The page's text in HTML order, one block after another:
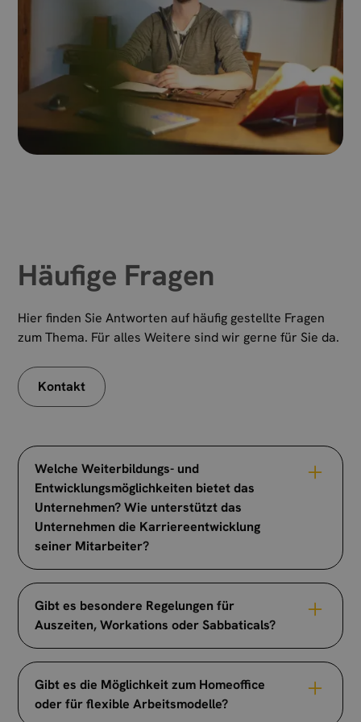
Häufige Fragen
Hier finden Sie Antworten auf häufig gestellte Fragen
zum Thema. Für alles Weitere sind wir gerne für Sie da.
Kontakt
Welche Weiterbildungs- und
Entwicklungsmöglichkeiten bietet das
Unternehmen? Wie unterstützt das
Unternehmen die Karriereentwicklung
seiner Mitarbeiter?
einzelnen einzugehen - denn jeder hat andere
Stärken und Interessen und jeder lernt auf eine
bestimmte Weise optimal (Onlineseminare,
Spaß dabei hat.
Ebenso legen wir Wert darauf, dass erlerntes
Gibt es besondere Regelungen für
Auszeiten, Workations oder Sabbaticals?
das machst, ist, sofern es für uns möglich ist,
ganz dir überlassen. Wir als Team unterstützen
Gibt es die Möglichkeit zum Homeoffice
oder für flexible Arbeitsmodelle?